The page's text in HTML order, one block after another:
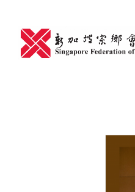
content